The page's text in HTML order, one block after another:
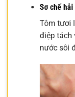
Sơ chế hải
Tôm tươi
điệp tách
nước sôi